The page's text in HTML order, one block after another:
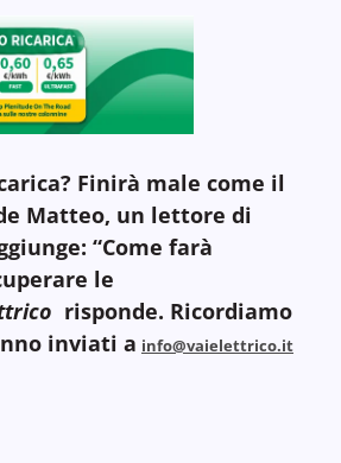
Finirà male come il
Matteo, un lettore di
“Come farà
le
risponde. Ricordiamo
inviati a info@vaielettrico.it